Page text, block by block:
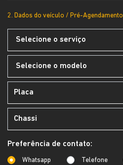
2. Dados do veículo / Pré-Agendamento
Preferência de contato:
Whatsapp Telefone